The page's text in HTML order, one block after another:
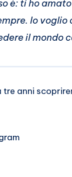
è: ti ho
Io
il mondo
anni